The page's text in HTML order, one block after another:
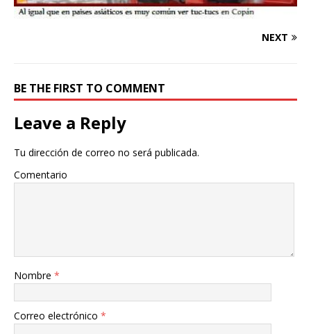
NEXT
BE THE FIRST TO COMMENT
Leave a Reply
Tu dirección de correo no será publicada.
Comentario
Nombre *
Correo electrónico *